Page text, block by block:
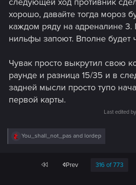
хорошо, давайте тогда мороз
каждом ряду на адреналине 3.
нильфы запоют. Вполне будет
Чувак просто выкрутил свою
раунде и разница 15/35 и в
задней мысли просто тупо
первой карты.
Last edited
R
You_shall_not_pas and lordep
First Prev 316 of 773